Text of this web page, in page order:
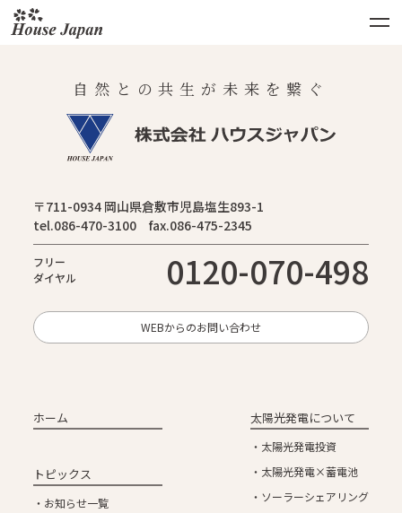
自然との共生が未来を繋ぐ
〒711-0934 岡山県倉敷市児島塩生893-1
tel.086-470-3100 fax.086-475-2345
フリー
ダイヤル
0120-070-498
WEBからのお問い合わせ
ホーム
トピックス
お知らせ一覧
太陽光発電について
太陽光発電投資
太陽光発電×蓄電池
ソーラーシェアリング